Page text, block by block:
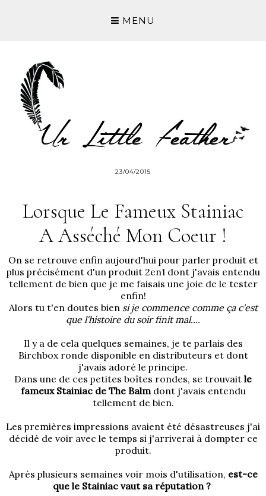
MENU
23/04/2015
Lorsque Le Fameux Stainiac
A Asséché Mon Coeur !
On se retrouve enfin aujourd'hui pour parler produit et
plus précisément d'un produit 2en1 dont j'avais entendu
tellement de bien que je me faisais une joie de le tester
enfin!
Alors tu t'en doutes bien si je commence comme ça c'est
que l'histoire du soir finit mal....
Il y a de cela quelques semaines, je te parlais des
Birchboxronde disponible en distributeurs et dont
j'avais adoré le principe.
Dans une de ces petites boîtes rondes, se trouvait le
fameux Stainiac de The Balmdont j'avais entendu
tellement de bien.
Les premières impressions avaient été désastreuses j'ai
décidé de voir avec le temps si j'arriverai à dompter ce
produit.
Après plusieurs semaines voir mois d'utilisation, est-ce
que le Stainiac vaut sa réputation ?